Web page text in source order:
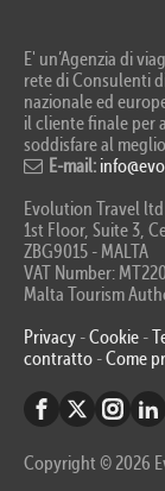
E' un’Agenzia di
rete di Consulenti
nazionale ed
il cliente finale per
soddisfare al
E-mail:
Evolution Travel ltd
1st Floor, Suite 3,
ZBG9015 - MALTA
VAT Number:
Malta Tourism
Privacy -Cookie -
contratto -Come
Copyright © 2026